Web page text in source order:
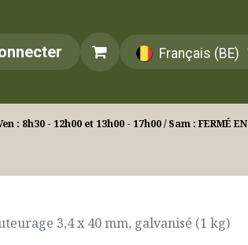
Français (BE)
: 8h30 - 12h00 et 13h00 - 17h00 / Sam : FERMÉ EN
3,4 x 40 mm, galvanisé (1 kg)